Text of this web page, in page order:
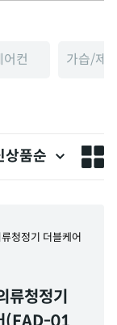
어컨 가습/제
상품순
류청정기